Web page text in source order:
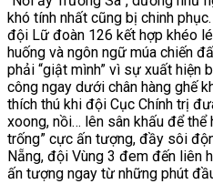
khó tính nhất cũng bị chinh
đội Lữ đoàn 126 kết hợp khéo
huống và ngôn ngữ múa chiến
phải “giật mình” vì sự xuất hiện
công ngay dưới chân hàng ghế
thích thú khi đội Cục Chính trị
xoong, nồi… lên sân khấu để thể
trống” cực ấn tượng, đầy sôi
Nẵng, đội Vùng 3 đem đến liên
ấn tượng ngay từ những phút